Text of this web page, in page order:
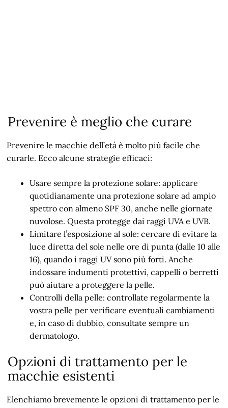
Prevenire è meglio che curare
Prevenire le macchie dell’età è molto più facile che
curarle. Ecco alcune strategie efficaci:
Usare sempre la protezione solare: applicare
quotidianamente una protezione solare ad ampio
spettro con almeno SPF 30, anche nelle giornate
nuvolose. Questa protegge dai raggi UVA e UVB.
Limitare l’esposizione al sole: cercare di evitare la
luce diretta del sole nelle ore di punta (dalle 10 alle
16), quando i raggi UV sono più forti. Anche
indossare indumenti protettivi, cappelli o berretti
può aiutare a proteggere la pelle.
Controlli della pelle: controllate regolarmente la
vostra pelle per verificare eventuali cambiamenti
e, in caso di dubbio, consultate sempre un
dermatologo.
Opzioni di trattamento per le
macchie esistenti
Elenchiamo brevemente le opzioni di trattamento per le